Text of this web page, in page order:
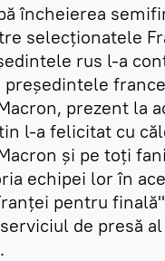
încheierea
selecționatele
rus l-a
prezent la
l-a felicitat cu
și pe toți
echipei lor în
pentru
de presă al